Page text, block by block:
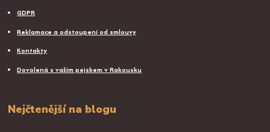
GDPR
Reklamace a odstoupení od smlouvy
Kontakty
Dovolená s vaším pejskem v Rakousku
Nejčtenější na blogu